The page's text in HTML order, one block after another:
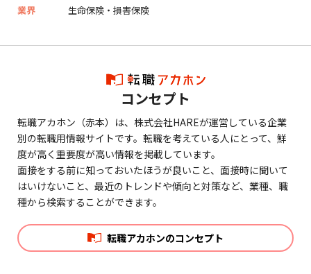
業界
生命保険・損害保険
コンセプト
転職アカホン（赤本）は、株式会社HAREが運営している企業
別の転職用情報サイトです。転職を考えている人にとって、鮮
度が高く重要度が高い情報を掲載しています。
面接をする前に知っておいたほうが良いこと、面接時に聞いて
はいけないこと、最近のトレンドや傾向と対策など、業種、職
種から検索することができます。
転職アカホンのコンセプト